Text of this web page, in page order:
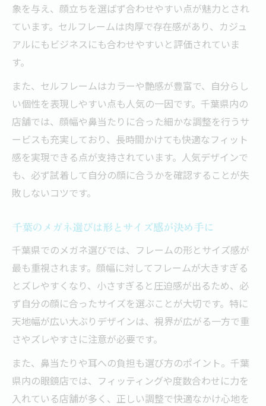
80sビンテージ風メガネの注目ポイント
似合うメガネを見分けるための素材と色合い
メガネの素材と艶が印象を左右する理由
セル・メタル素材別のおすすめポイント
肌色や髪色に合うメガネ色合いの選定方法
メガネ人気デザインに見る素材の違い
トレンド感と快適さを両立するメガネ選び
トレンドメガネと快適さのバランスを取る
方法
人気デザインと使いやすさの両立ポイント
メガネ選びはデザインだけでなくかけ心地
も大切
快適なメガネ生活を叶える選び方のコツ
象を与え、顔立ちを選ばず合わせやすい点が魅力とされ
ています。セルフレームは肉厚で存在感があり、カジュ
アルにもビジネスにも合わせやすいと評価されていま
す。
また、セルフレームはカラーや艶感が豊富で、自分らし
い個性を表現しやすい点も人気の一因です。千葉県内の
店舗では、顔幅や鼻当たりに合った細かな調整を行うサ
ービスも充実しており、長時間かけても快適なフィット
感を実現できる点が支持されています。人気デザインで
も、必ず試着して自分の顔に合うかを確認することが失
敗しないコツです。
千葉のメガネ選びは形とサイズ感が決め手に
千葉県でのメガネ選びでは、フレームの形とサイズ感が
最も重視されます。顔幅に対してフレームが大きすぎる
とズレやすくなり、小さすぎると圧迫感が出るため、必
ず自分の顔に合ったサイズを選ぶことが大切です。特に
天地幅が広い大ぶりデザインは、視界が広がる一方で重
さやズレやすさに注意が必要です。
また、鼻当たりや耳への負担も選び方のポイント。千葉
県内の眼鏡店では、フィッティングや度数合わせに力を
入れている店舗が多く、正しい調整で快適なかけ心地を